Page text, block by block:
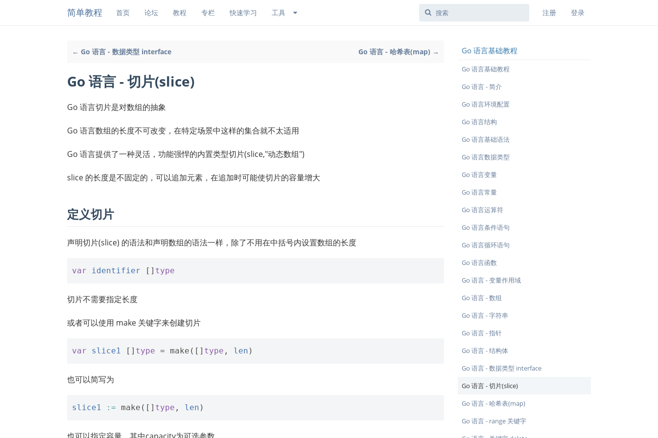
简单教程 首页 论坛 教程 专栏 快速学习 工具 注册 登录
← Go 语言 - 数据类型 interface Go 语言 - 哈希表(map) →
Go 语言 - 切片(slice)
Go 语言切片是对数组的抽象
Go 语言数组的长度不可改变，在特定场景中这样的集合就不太适用
Go 语言提供了一种灵活，功能强悍的内置类型切片(slice,"动态数组")
slice 的长度是不固定的，可以追加元素，在追加时可能使切片的容量增大
定义切片
声明切片(slice) 的语法和声明数组的语法一样，除了不用在中括号内设置数组的长度
var identifier [] type
切片不需要指定长度
或者可以使用 make 关键字来创建切片
var slice1 [] type = make ([] type , len )
也可以简写为
slice1 := make ([] type , len )
也可以指定容量，其中capacity为可选参数。
Go 语言基础教程
Go 语言基础教程
Go 语言 - 简介
Go 语言环境配置
Go 语言结构
Go 语言基础语法
Go 语言数据类型
Go 语言变量
Go 语言常量
Go 语言运算符
Go 语言条件语句
Go 语言循环语句
Go 语言函数
Go 语言 - 变量作用域
Go 语言 - 数组
Go 语言 - 字符串
Go 语言 - 指针
Go 语言 - 结构体
Go 语言 - 数据类型 interface
Go 语言 - 切片(slice)
Go 语言 - 哈希表(map)
Go 语言 - range 关键字